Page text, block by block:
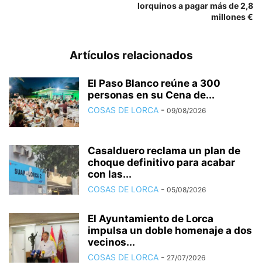
lorquinos a pagar más de 2,8
millones €
Artículos relacionados
El Paso Blanco reúne a 300
personas en su Cena de...
COSAS DE LORCA - 09/08/2026
Casalduero reclama un plan de
choque definitivo para acabar
con las...
COSAS DE LORCA - 05/08/2026
El Ayuntamiento de Lorca
impulsa un doble homenaje a dos
vecinos...
COSAS DE LORCA - 27/07/2026